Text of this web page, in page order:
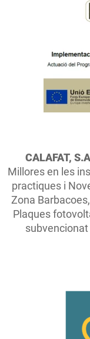
CALAFAT, S.A
Millores en les
practiques i
Zona
Plaques
subvencionat